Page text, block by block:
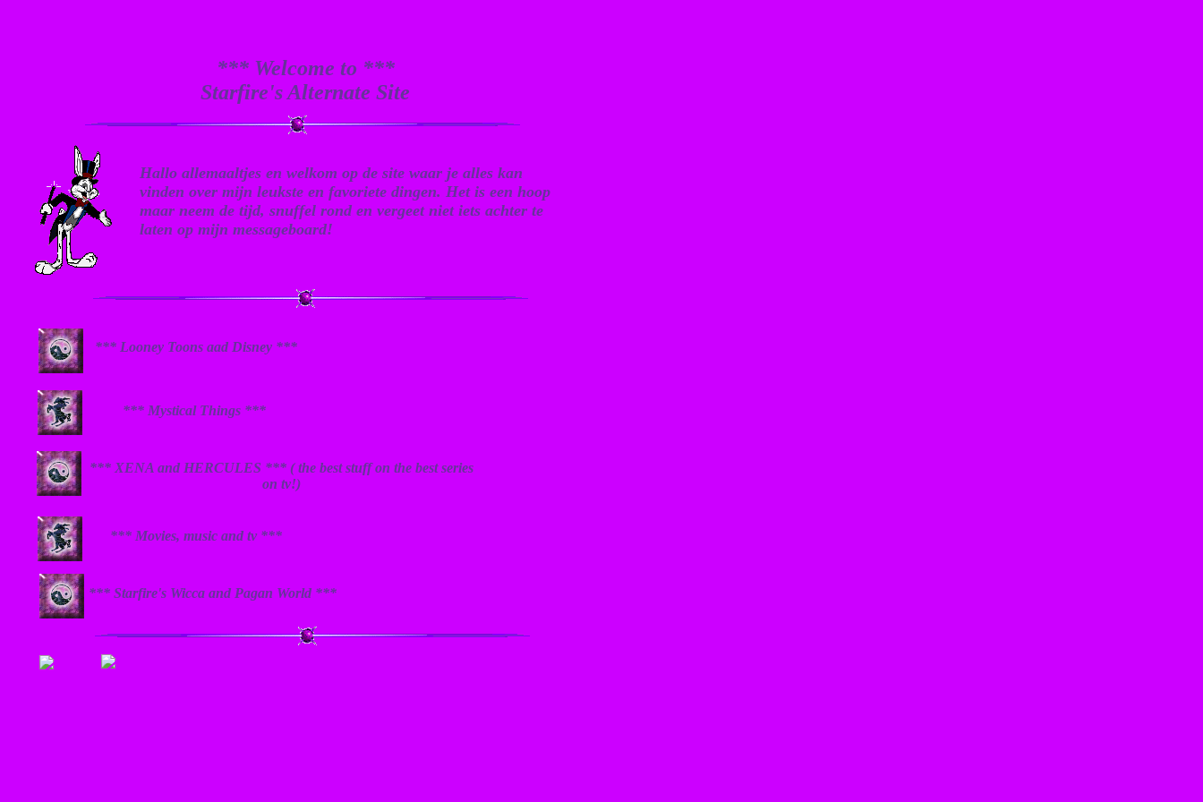
*** Welcome to ***
Starfire's Alternate Site
Hallo allemaaltjes en welkom op de site waar je alles kan
vinden over mijn leukste en favoriete dingen. Het is een hoop
maar neem de tijd, snuffel rond en vergeet niet iets achter te
laten op mijn messageboard!
*** Looney Toons aad Disney ***
*** Mystical Things ***
*** XENA and HERCULES *** ( the best stuff on the best series
on tv!)
*** Movies, music and tv ***
*** Starfire's Wicca and Pagan World ***